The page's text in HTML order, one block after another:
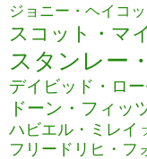
ジョニー・ヘイコ
スコット・マ
スタンレー
デイビッド・ロ
ドーン・フィッ
ハビエル・ミレイ
フリードリヒ・フ